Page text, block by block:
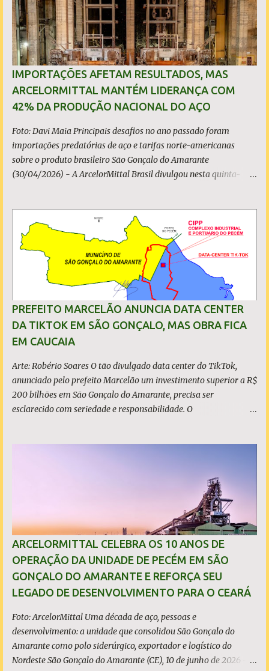
s
IMPORTAÇÕES AFETAM RESULTADOS, MAS
ARCELORMITTAL MANTÉM LIDERANÇA COM
42% DA PRODUÇÃO NACIONAL DO AÇO
Foto: Davi Maia Principais desafios no ano passado foram
importações predatórias de aço e tarifas norte-americanas
sobre o produto brasileiro São Gonçalo do Amarante
(30/04/2026) - A ArcelorMittal Brasil divulgou nesta quinta-
predatórias, sobretudo da China, e as tarifas impostas pelo
Governo dos Estados Unidos afetaram os resultados financeiros
e operacionais da organização e de todo o setor do aço brasileiro.
Ainda assim, a empresa manteve-se como líder no Brasil, com
42% da produção nacional de aço bruto, os investimentos
programados e permaneceu firme em seus valores de segurança,
sustentabilidade, qualidade e liderança. A produção total de aço
somou 15,14 milhões de toneladas – um recuo de 1,3% em
relação a 2024. A produção de minério de ferro atingiu 2,34
milhões de toneladas, montante 18,3% menor que 2024. Neste
caso, o resultado foi impactado pela trans...
PREFEITO MARCELÃO ANUNCIA DATA CENTER
DA TIKTOK EM SÃO GONÇALO, MAS OBRA FICA
EM CAUCAIA
Arte: Robério Soares O tão divulgado data center do TikTok,
anunciado pelo prefeito Marcelão um investimento superior a R$
200 bilhões em São Gonçalo do Amarante, precisa ser
esclarecido com seriedade e responsabilidade. O
investimento que não lhe pertence, ou desconhece os limites
territoriais do município que governa. Em qualquer dos casos, a
situação é grave. A população tem direito à informação correta,
transparente e sem propaganda enganosa, sobretudo quando
investimentos bilionários são usados como vitrine política. O que
é, de fato, o CIPP O Complexo Industrial e Portuário do Pecém
(CIPP) está situado parcialmente nos municípios de São Gonçalo
do Amarante e de Caucaia, conforme demonstram o mapa
acima. Embora a Vila (ou distrito) do Pecém pertença a Sã...
ARCELORMITTAL CELEBRA OS 10 ANOS DE
OPERAÇÃO DA UNIDADE DE PECÉM EM SÃO
GONÇALO DO AMARANTE E REFORÇA SEU
LEGADO DE DESENVOLVIMENTO PARA O CEARÁ
Foto: ArcelorMittal Uma década de aço, pessoas e
desenvolvimento: a unidade que consolidou São Gonçalo do
Amarante como polo siderúrgico, exportador e logístico do
Nordeste São Gonçalo do Amarante (CE), 10 de junho de 2026 - A